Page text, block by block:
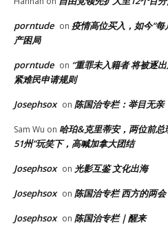
porntude on 疫情高位买入，如今“
产困局
porntude on “重罪未入籍者 将被逐
紧难民申请规则
Josephsox on 陈国治专栏：举目无亲
Sam Wu on 哈珀&克里蒂安，两位前总
51州”玩笑下，高喊加拿大团结
Josephsox on 光影互鉴 文化出海
Josephsox on 陈国治专栏 西方的两会
Josephsox on 陈国治专栏｜醒来